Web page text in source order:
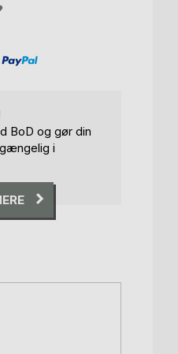
BoD og gør din
i